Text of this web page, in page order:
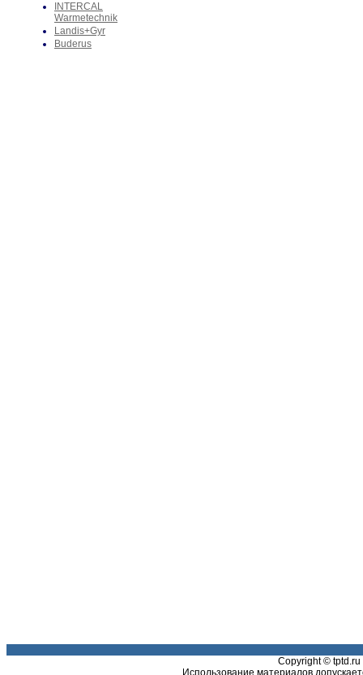
INTERCAL
Warmetechnik
Landis+Gyr
Buderus
Copyright ©
Использование материалов